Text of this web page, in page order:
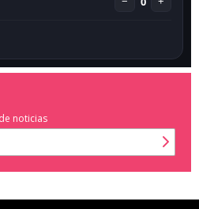
noticias